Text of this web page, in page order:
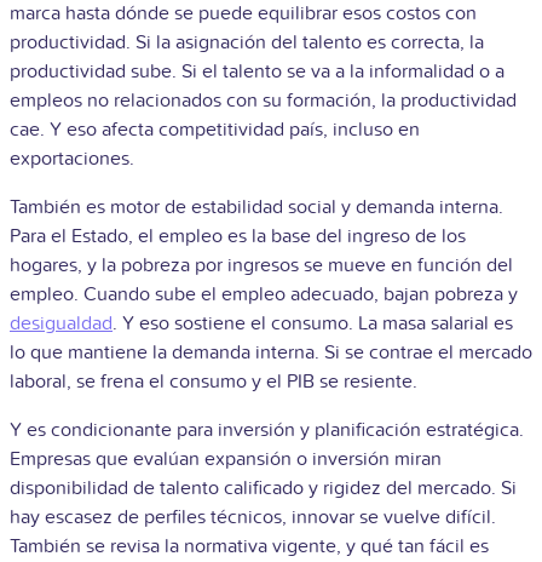
marca hasta dónde se puede equilibrar esos costos con
productividad. Si la asignación del talento es correcta, la
productividad sube. Si el talento se va a la informalidad o a
empleos no relacionados con su formación, la productividad
cae. Y eso afecta competitividad país, incluso en
exportaciones.
También es motor de estabilidad social y demanda interna.
Para el Estado, el empleo es la base del ingreso de los
hogares, y la pobreza por ingresos se mueve en función del
empleo. Cuando sube el empleo adecuado, bajan pobreza y
desigualdad. Y eso sostiene el consumo. La masa salarial es
lo que mantiene la demanda interna. Si se contrae el mercado
laboral, se frena el consumo y el PIB se resiente.
Y es condicionante para inversión y planificación estratégica.
Empresas que evalúan expansión o inversión miran
disponibilidad de talento calificado y rigidez del mercado. Si
hay escasez de perfiles técnicos, innovar se vuelve difícil.
También se revisa la normativa vigente, y qué tan fácil es